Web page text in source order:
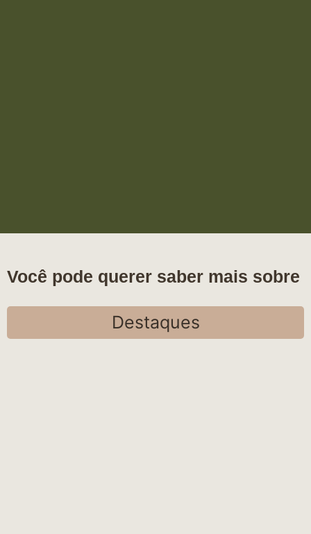
Você pode querer saber mais sobre
Destaques